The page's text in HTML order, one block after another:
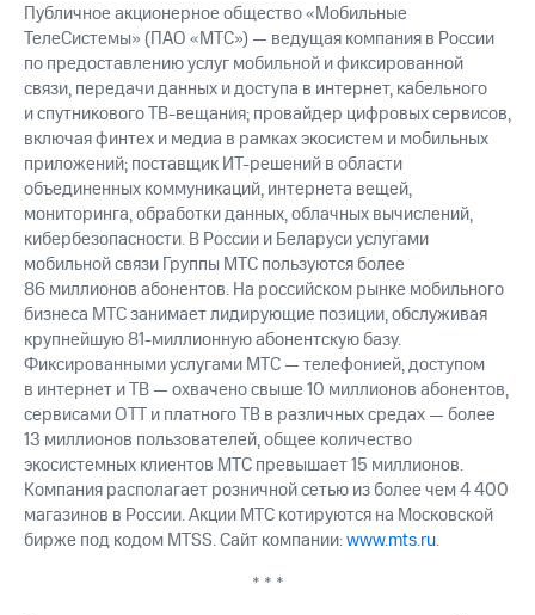
Публичное акционерное общество «Мобильные
ТелеСистемы» (ПАО «МТС») — ведущая компания в России
по предоставлению услуг мобильной и фиксированной
связи, передачи данных и доступа в интернет, кабельного
и спутникового ТВ-вещания; провайдер цифровых сервисов,
включая финтех и медиа в рамках экосистем и мобильных
приложений; поставщик ИТ-решений в области
объединенных коммуникаций, интернета вещей,
мониторинга, обработки данных, облачных вычислений,
кибербезопасности. В России и Беларуси услугами
мобильной связи Группы МТС пользуются более
86 миллионов абонентов. На российском рынке мобильного
бизнеса МТС занимает лидирующие позиции, обслуживая
крупнейшую 81-миллионную абонентскую базу.
Фиксированными услугами МТС — телефонией, доступом
в интернет и ТВ — охвачено свыше 10 миллионов абонентов,
сервисами OTT и платного ТВ в различных средах — более
13 миллионов пользователей, общее количество
экосистемных клиентов МТС превышает 15 миллионов.
Компания располагает розничной сетью из более чем 4 400
магазинов в России. Акции МТС котируются на Московской
бирже под кодом MTSS. Сайт компании:www.mts.ru.
* * *